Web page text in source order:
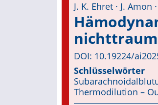
J. K. Ehret · J. Amon
DOI: 10.19224/
Schlüsselwörter
Thermodilution –